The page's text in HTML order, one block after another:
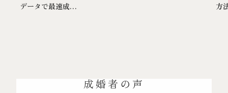
データで最速成…
方
成婚者の声